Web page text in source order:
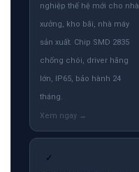
nghiệp thế hệ mới cho nhà
xưởng, kho bãi, nhà máy
sản xuất. Chip SMD 2835
chống chói, driver hãng
lớn, IP65, bảo hành 24
tháng.
✓